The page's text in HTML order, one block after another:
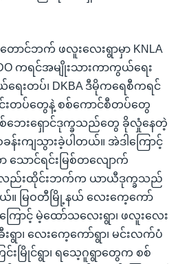
ောင်ဘက် ဖလူးလေးရွာမှာ KNLA
ကရင်အမျိုးသားကာကွယ်ရေး
ေးတပ်၊ DKBA ဒီမိုကရေစီကရင်
းတပ်တွေနဲ့ စစ်ကောင်စီတပ်တွေ
ဘေးရှောင်ဒုက္ခသည်တွေ ခိုလှုံနေတဲ့
န်းကျသွားခဲ့ပါတယ်။ အဲဒါကြောင့်
ောင်ရင်းမြစ်တလျောက်
ည်းထိုင်းဘက်က ယာယီဒုက္ခသည်
ယ်။ မြဝတီမြို့နယ် လေးကေ့ကော်
ောင့် မဲ့ထော်သလေးရွာ၊ ဖလူးလေး
ခီးရွာ၊ လေးကေ့ကော်ရွာ၊ မင်းလက်ပံ
င်းမြိုင်ရွာ၊ ရသေ့ဂူရွာတွေက စစ်